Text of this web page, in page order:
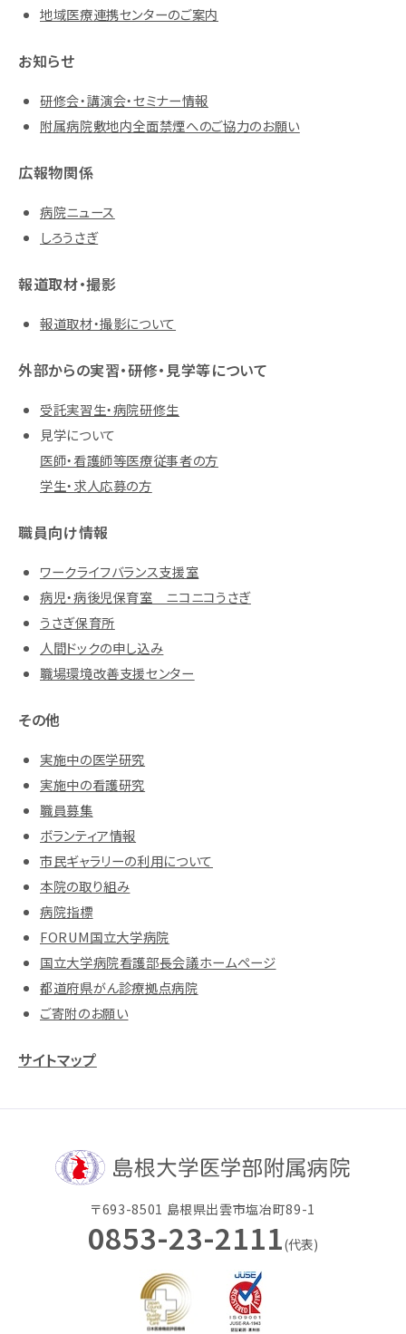
地域医療連携センターのご案内
お知らせ
研修会・講演会・セミナー情報
附属病院敷地内全面禁煙へのご協力のお願い
広報物関係
病院ニュース
しろうさぎ
報道取材・撮影
報道取材・撮影について
外部からの実習・研修・見学等について
受託実習生・病院研修生
見学について
医師・看護師等医療従事者の方
学生・求人応募の方
職員向け情報
ワークライフバランス支援室
病児・病後児保育室 ニコニコうさぎ
うさぎ保育所
人間ドックの申し込み
職場環境改善支援センター
その他
実施中の医学研究
実施中の看護研究
職員募集
ボランティア情報
市民ギャラリーの利用について
本院の取り組み
病院指標
FORUM国立大学病院
国立大学病院看護部長会議ホームページ
都道府県がん診療拠点病院
ご寄附のお願い
サイトマップ
〒693-8501 島根県出雲市塩冶町89-1
0853-23-2111(代表)